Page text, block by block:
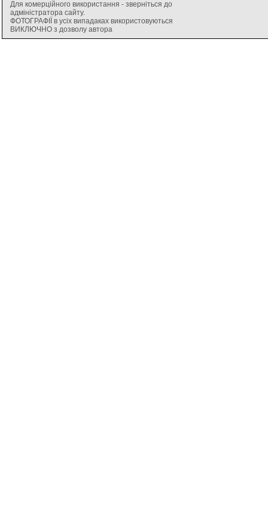
Для комерційного використання - зверніться до
адміністратора сайту.
ФОТОГРАФІЇ в усіх випадаках використовуються
ВИКЛЮЧНО з дозволу автора